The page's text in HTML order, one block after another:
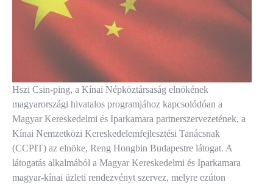
Hszi Csin-ping, a Kínai Népköztársaság elnökének
magyarországi hivatalos programjához kapcsolódóan a
Magyar Kereskedelmi és Iparkamara partnerszervezetének, a
Kínai Nemzetközi Kereskedelemfejlesztési Tanácsnak
(CCPIT) az elnöke, Reng Hongbin Budapestre látogat. A
látogatás alkalmából a Magyar Kereskedelmi és Iparkamara
magyar-kínai üzleti rendezvényt szervez, melyre ezúton